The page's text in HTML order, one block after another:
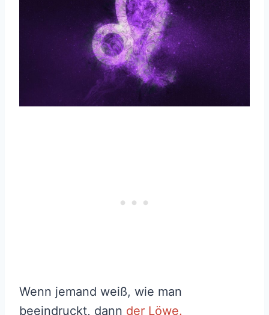
Wenn jemand weiß, wie man
beeindruckt, dann der Löwe.